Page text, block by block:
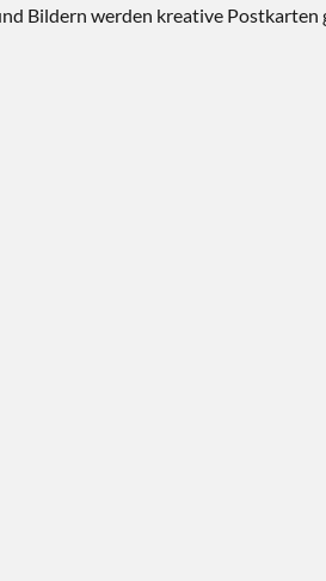
Bildern werden kreative